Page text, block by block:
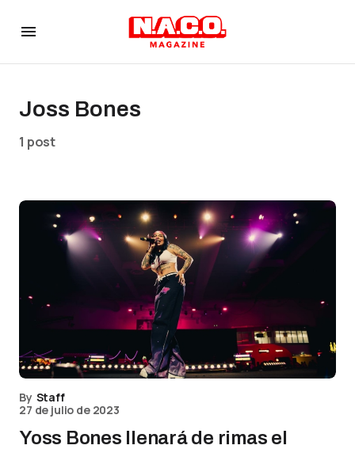
Joss Bones
1 post
By Staff
27 de julio de 2023
Yoss Bones llenará de rimas el